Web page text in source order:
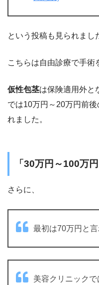
という投稿も見られまし
こちらは自由診療で手術
仮性包茎は保険適用外と
では10万円～20万円前
れました。
「30万円～100万
さらに、
最初は70万円と
美容クリニック